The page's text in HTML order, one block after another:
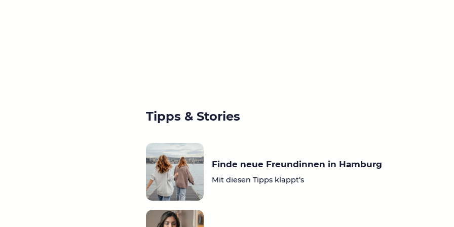
Tipps & Stories
Finde neue Freundinnen in Hamburg
Mit diesen Tipps klappt‘s